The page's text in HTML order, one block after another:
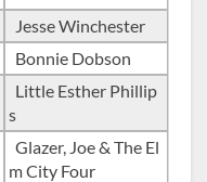
Jesse Winchester
Bonnie Dobson
Little Esther Phillip
s
Glazer, Joe & The El
m City Four